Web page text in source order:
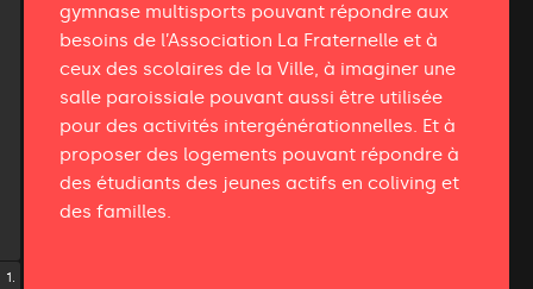
gymnase multisports pouvant répondre aux
besoins de l’Association La Fraternelle et à
ceux des scolaires de la Ville, à imaginer une
salle paroissiale pouvant aussi être utilisée
pour des activités intergénérationnelles. Et à
proposer des logements pouvant répondre à
des étudiants des jeunes actifs en coliving et
des familles.
1.